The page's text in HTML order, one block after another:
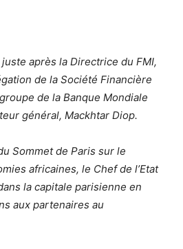
après la Directrice du FMI,
de la Société Financière
de la Banque Mondiale
général, Mackhtar Diop.
Sommet de Paris sur le
africaines, le Chef de l’Etat
la capitale parisienne en
aux partenaires au